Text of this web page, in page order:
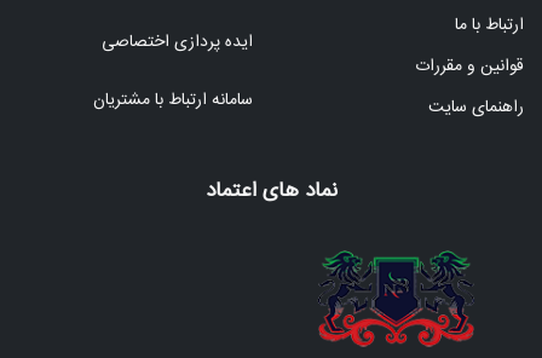
ارتباط با ما
قوانین و مقررات
راهنمای سایت
ایده پردازی اختصاصی
سامانه ارتباط با مشتریان
نماد های اعتماد